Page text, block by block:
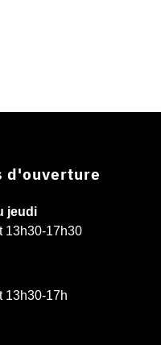
d'ouverture
jeudi
13h30-17h30
13h30-17h